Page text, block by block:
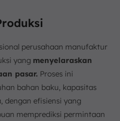
perusahaan manufaktur
yang menyelaraskan
pasar. Proses ini
bahan baku, kapasitas
dengan efisiensi yang
memprediksi permintaan